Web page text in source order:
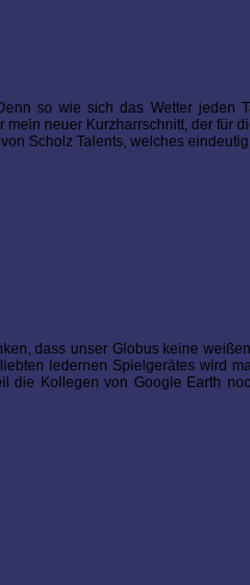
so wie sich das Wetter jeden
neuer Kurzharrschnitt, der
Scholz Talents, welches
dass unser Globus keine
ledernen Spielgerätes wird
Kollegen von Google Earth